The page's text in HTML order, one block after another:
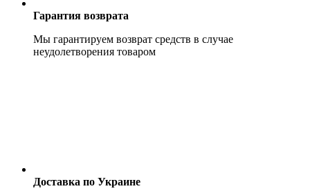
Гарантия возврата
Мы гарантируем возврат средств в случае
неудолетворения товаром
Доставка по Украине